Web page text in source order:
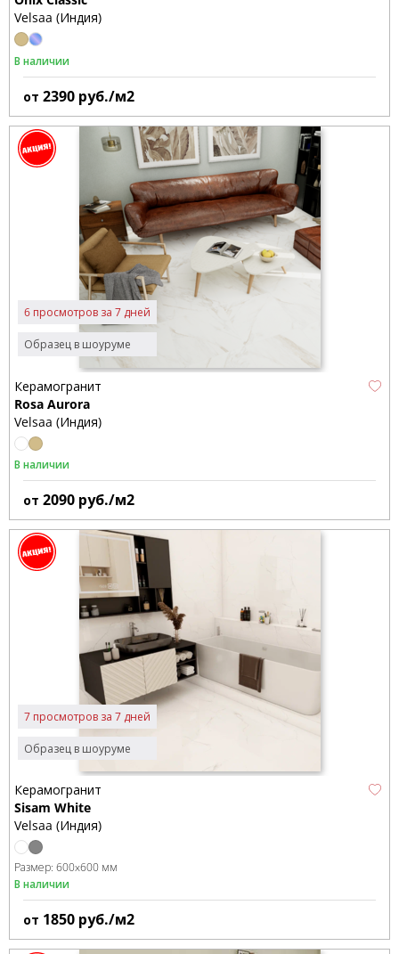
Velsaa (Индия)
В наличии
от 2390 руб./м2
Образец в шоуруме
6 просмотров за 7 дней
Керамогранит
Rosa Aurora
Velsaa (Индия)
В наличии
от 2090 руб./м2
Образец в шоуруме
7 просмотров за 7 дней
Керамогранит
Sisam White
Velsaa (Индия)
Размер: 600x600 мм
В наличии
от 1850 руб./м2